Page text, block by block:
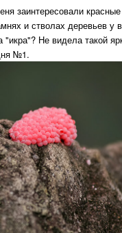
заинтересовали
и стволах деревьев у
"икра"? Не видела такой
№1.